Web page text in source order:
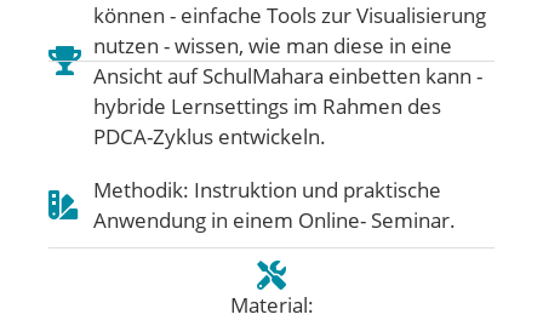
können - einfache Tools zur Visualisierung
nutzen - wissen, wie man diese in eine
Ansicht auf SchulMahara einbetten kann -
hybride Lernsettings im Rahmen des
PDCA-Zyklus entwickeln.
Methodik: Instruktion und praktische
Anwendung in einem Online- Seminar.
Material: